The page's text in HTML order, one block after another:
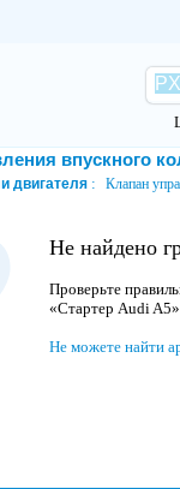
впускного
двигателя Клапан
Не найдено
Проверьте
«Стартер Audi
Не можете найти